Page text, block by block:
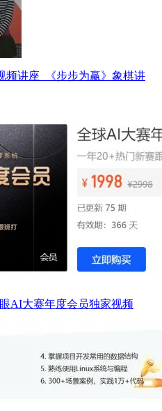
频讲座_《步步为赢》象棋讲
AI大赛年度会员独家视频